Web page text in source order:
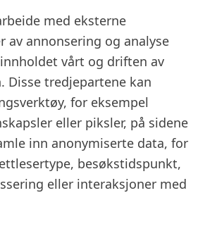
med eksterne
av annonsering og analyse
vårt og driften av
Disse tredjepartene kan
for eksempel
eller piksler, på sidene
inn anonymiserte data, for
besøkstidspunkt,
eller interaksjoner med